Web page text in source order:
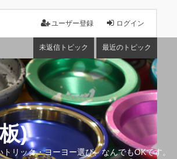
ログイン
ユーザー登録
未返信トピック 最近のトピック
)
リック・ヨーヨー選び、なんでもOKです。